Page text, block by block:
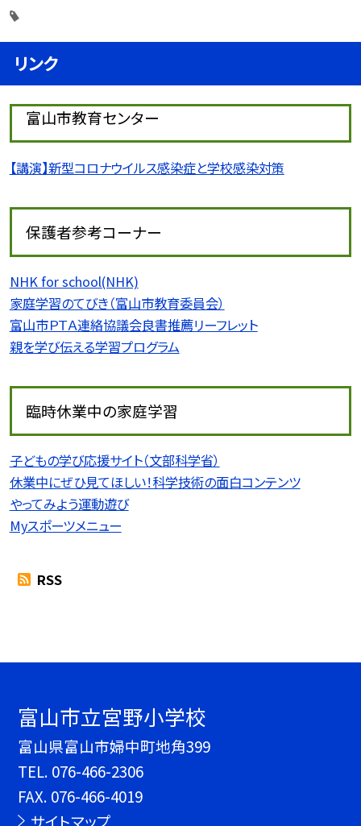
リンク
富山市教育センター
【講演】新型コロナウイルス感染症と学校感染対策
保護者参考コーナー
NHK for school(NHK)
家庭学習のてびき（富山市教育委員会）
富山市ＰＴＡ連絡協議会良書推薦リーフレット
親を学び伝える学習プログラム
臨時休業中の家庭学習
子どもの学び応援サイト（文部科学省）
休業中にぜひ見てほしい！科学技術の面白コンテンツ
やってみよう運動遊び
Myスポーツメニュー
RSS
富山市立宮野小学校
富山県富山市婦中町地角399
TEL. 076-466-2306
FAX. 076-466-4019
サイトマップ